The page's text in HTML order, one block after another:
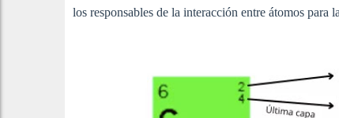
los responsables de la interacción entre átomos para